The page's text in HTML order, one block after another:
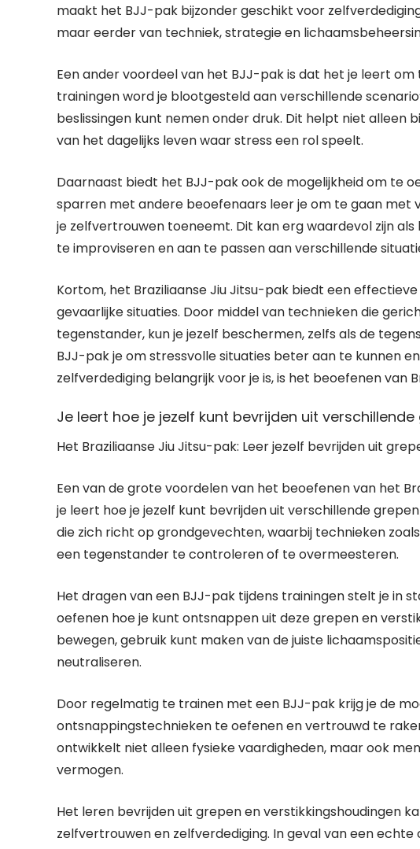
maakt het BJJ-pak bijzonder geschikt voor
maar eerder van techniek, strategie en
Een ander voordeel van het BJJ-pak is dat het je leert
trainingen word je blootgesteld aan verschillende
beslissingen kunt nemen onder druk. Dit helpt niet alleen
van het dagelijks leven waar stress een rol speelt.
Daarnaast biedt het BJJ-pak ook de mogelijkheid om te
sparren met andere beoefenaars leer je om te gaan met
je zelfvertrouwen toeneemt. Dit kan erg waardevol zijn
te improviseren en aan te passen aan verschillende
Kortom, het Braziliaanse Jiu Jitsu-pak biedt een
gevaarlijke situaties. Door middel van technieken die
tegenstander, kun je jezelf beschermen, zelfs als de
BJJ-pak je om stressvolle situaties beter aan te kunnen
zelfverdediging belangrijk voor je is, is het beoefenen van
Je leert hoe je jezelf kunt bevrijden uit
Het Braziliaanse Jiu Jitsu-pak: Leer jezelf bevrijden uit
Een van de grote voordelen van het beoefenen van het
je leert hoe je jezelf kunt bevrijden uit verschillende
die zich richt op grondgevechten, waarbij technieken
een ​​tegenstander te controleren of te overmeesteren.
Het dragen van een BJJ-pak tijdens trainingen stelt je in
oefenen hoe je kunt ontsnappen uit deze grepen en
bewegen, gebruik kunt maken van de juiste
neutraliseren.
Door regelmatig te trainen met een BJJ-pak krijg je de
ontsnappingstechnieken te oefenen en vertrouwd te
ontwikkelt niet alleen fysieke vaardigheden, maar ook
vermogen.
Het leren bevrijden uit grepen en verstikkingshoudingen
zelfvertrouwen en zelfverdediging. In geval van een